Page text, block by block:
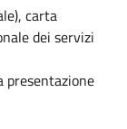
carta
dei servizi
presentazione